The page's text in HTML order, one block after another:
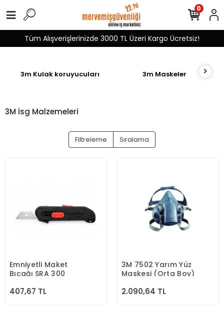
Tüm Alışverişlerinizde 3000 TL Üzeri Kargo Ücretsiz!
0
3m Kulak koruyucuları 3m Maskeler
3M İsg Malzemeleri
Filtreleme Sıralama
Sepete Ekle
Emniyetli Maket
Bıçağı SRA 300
407,67 TL
Sepete Ekle
3M 7502 Yarım Yüz
Maskesi (Orta Boy)
2.090,64 TL